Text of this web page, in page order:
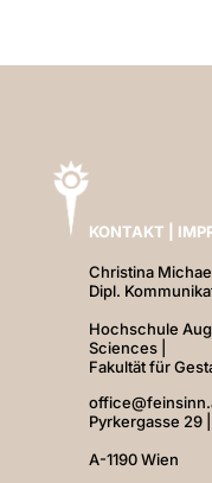
KONTAKT |
Christina
Dipl.
Hochschule
Sciences |
Fakultät für
Pyrkergasse 29
A-1190 Wien